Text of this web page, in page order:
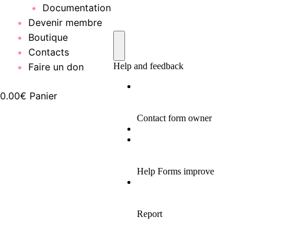
Documentation
Devenir membre
Boutique
Contacts
Faire un don
0.00€ Panier